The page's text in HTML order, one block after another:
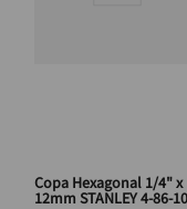
Copa Hexagonal 1/4" x
12mm STANLEY 4-86-